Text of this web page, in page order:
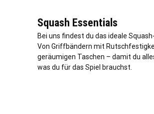
Squash Essentials
Bei uns findest du das ideale
Von Griffbändern mit
geräumigen Taschen – damit du
was du für das Spiel brauchst.